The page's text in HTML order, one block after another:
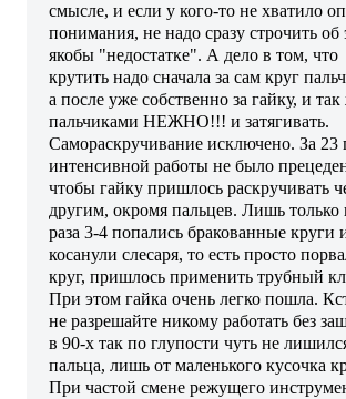
смысле, и если у кого-то не хватило
понимания, не надо сразу строчить об
якобы "недостатке". А дело в том, что
крутить надо сначала за сам круг
а после уже собственно за гайку, и
пальчиками НЕЖНО!!! и затягивать.
Самораскручивание исключено. За 23
интенсивной работы не было
чтобы гайку пришлось раскручивать
другим, окромя пальцев. Лишь только
раза 3-4 попались бракованные круги
косанули слесаря, то есть просто
круг, пришлось применить трубный
При этом гайка очень легко пошла.
не разрешайте никому работать без
в 90-х так по глупости чуть не
пальца, лишь от маленького кусочка
При частой смене режущего